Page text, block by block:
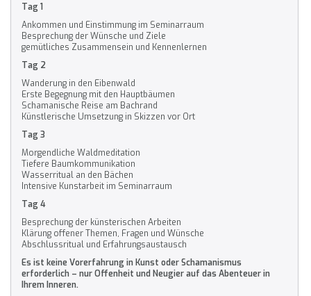
Tag 1
Ankommen und Einstimmung im Seminarraum
Besprechung der Wünsche und Ziele
gemütliches Zusammensein und Kennenlernen
Tag 2
Wanderung in den Eibenwald
Erste Begegnung mit den Hauptbäumen
Schamanische Reise am Bachrand
Künstlerische Umsetzung in Skizzen vor Ort
Tag 3
Morgendliche Waldmeditation
Tiefere Baumkommunikation
Wasserritual an den Bächen
Intensive Kunstarbeit im Seminarraum
Tag 4
Besprechung der künsterischen Arbeiten
Klärung offener Themen, Fragen und Wünsche
Abschlussritual und Erfahrungsaustausch
Es ist keine Vorerfahrung in Kunst oder Schamanismus
erforderlich – nur Offenheit und Neugier auf das Abenteuer in
Ihrem Inneren.